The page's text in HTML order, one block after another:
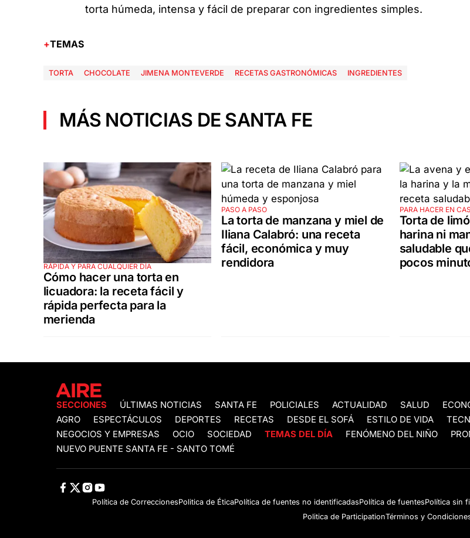
torta húmeda, intensa y fácil de preparar con ingredientes simples.
TEMAS
TORTA CHOCOLATE JIMENA MONTEVERDE RECETAS GASTRONÓMICAS INGREDIENTES
MÁS NOTICIAS DE SANTA FE
RÁPIDA Y PARA CUALQUIER DÍA
Cómo hacer una torta en
licuadora: la receta fácil y
rápida perfecta para la
merienda
PASO A PASO
La torta de manzana y miel de
Iliana Calabró: una receta
fácil, económica y muy
rendidora
PARA HACER EN
Torta de
harina ni
saludable
pocos
SECCIONES ÚLTIMAS NOTICIAS SANTA FE POLICIALES ACTUALIDAD SALUD
AGRO
ESPECTÁCULOS DEPORTES RECETAS DESDE EL SOFÁ ESTILO DE VIDA
NEGOCIOS Y EMPRESAS
OCIO SOCIEDAD TEMAS DEL DÍA FENÓMENO DEL NIÑO
NUEVO PUENTE SANTA FE - SANTO TOMÉ
Política de CorreccionesPolitica de ÉticaPolítica de fuentes no identificadasPolítica de fuentesPolítica sin
Politica de ParticipationTérminos y